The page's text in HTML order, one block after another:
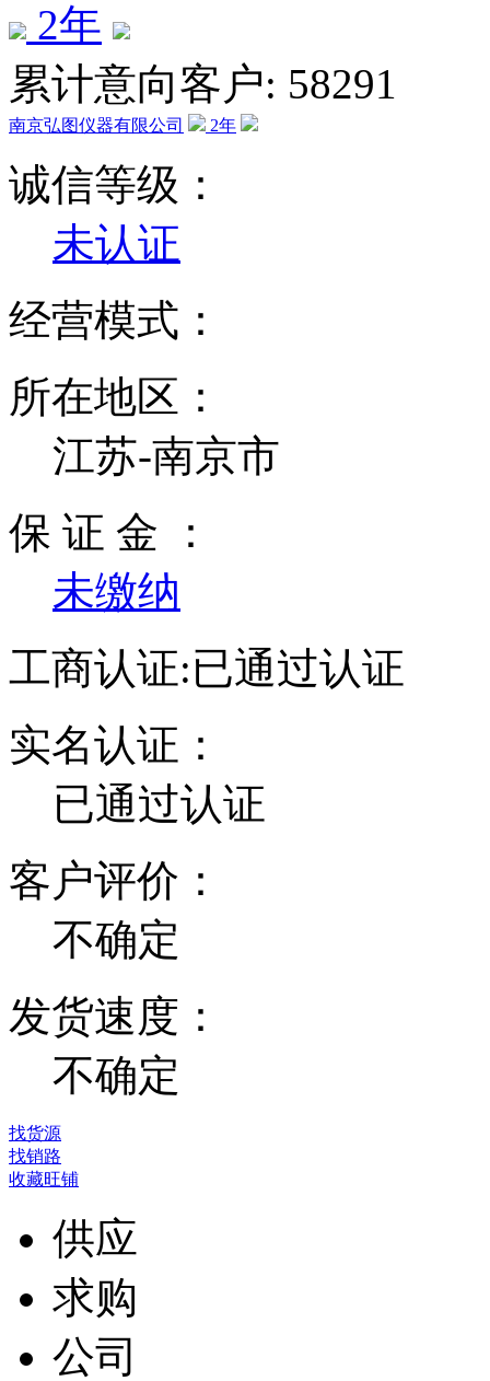
2年
累计意向客户: 58291
南京弘图仪器有限公司 2年
诚信等级：
未认证
经营模式：
所在地区：
江苏-南京市
保 证 金 ：
未缴纳
工商认证:已通过认证
实名认证：
已通过认证
客户评价：
不确定
发货速度：
不确定
找货源
找销路
收藏旺铺
供应
求购
公司